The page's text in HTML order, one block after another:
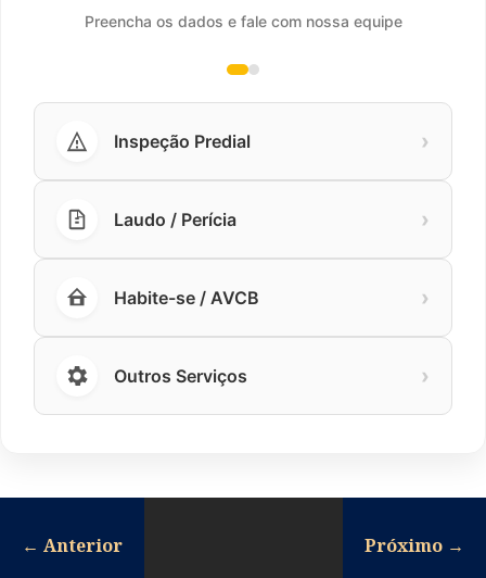
Preencha os dados e fale com nossa equipe
Inspeção Predial ›
Laudo / Perícia ›
Habite-se / AVCB ›
Outros Serviços ›
← Anterior Próximo →